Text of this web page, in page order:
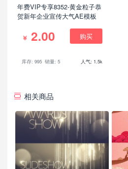
年费VIP专享8352-黄金粒子恭
贺新年企业宣传大气AE模板
2.00 购买
库存: 995 销量: 5 人气: 1.5k
相关商品